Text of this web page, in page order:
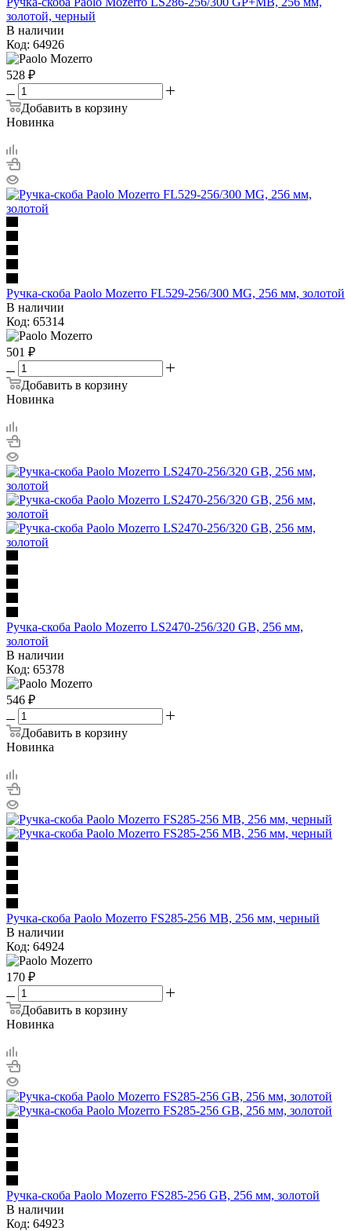
золотой, черный
В наличии
Код: 64926
528 ₽
Добавить в корзину
Новинка
Ручка-скоба Paolo Mozerro FL529-256/300 MG, 256 мм, золотой
В наличии
Код: 65314
501 ₽
Добавить в корзину
Новинка
Ручка-скоба Paolo Mozerro LS2470-256/320 GB, 256 мм,
золотой
В наличии
Код: 65378
546 ₽
Добавить в корзину
Новинка
Ручка-скоба Paolo Mozerro FS285-256 MB, 256 мм, черный
В наличии
Код: 64924
170 ₽
Добавить в корзину
Новинка
Ручка-скоба Paolo Mozerro FS285-256 GB, 256 мм, золотой
В наличии
Код: 64923